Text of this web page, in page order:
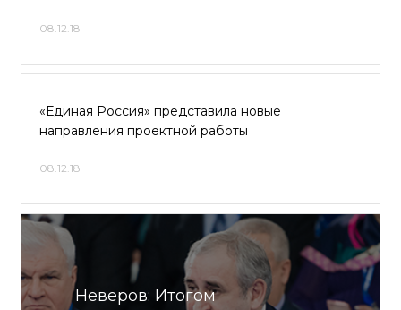
08.12.18
«Единая Россия» представила новые
направления проектной работы
08.12.18
Неверов: Итогом